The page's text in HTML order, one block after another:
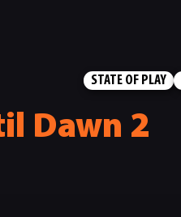
STATE OF PLAY
Dawn 2